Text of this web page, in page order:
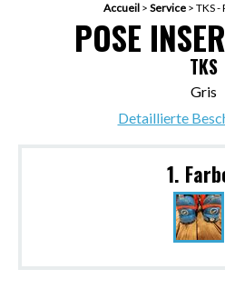
Accueil> Service> TKS
POSE
TKS
Gris
Detaillierte
1.